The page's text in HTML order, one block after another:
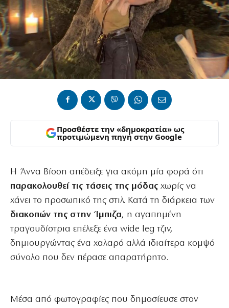
Προσθέστε την «δημοκρατία» ως
προτιμώμενη πηγή στην Google
Η Άννα Βίσση απέδειξε για ακόμη μία φορά ότι
παρακολουθεί τις τάσεις της μόδας χωρίς να
χάνει το προσωπικό της στιλ. Κατά τη διάρκεια των
διακοπών της στην Ίμπιζα, η αγαπημένη
τραγουδίστρια επέλεξε ένα wide leg τζιν,
δημιουργώντας ένα χαλαρό αλλά ιδιαίτερα κομψό
σύνολο που δεν πέρασε απαρατήρητο.
Μέσα από φωτογραφίες που δημοσίευσε στον